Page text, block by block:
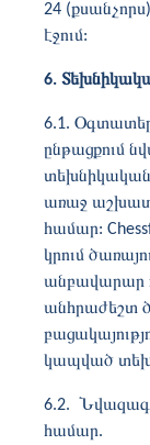
24
էջում:
6.
6.1.
ընթացքում
տեխնիկական
առաջ
համար:
կրում
անբավարար
անհրաժեշտ
կապված
6.2.
համար.